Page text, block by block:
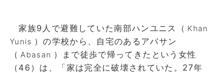
家族9人で避難していた南部ハンユニス（ Khan
Yunis ）の学校から、自宅のあるアバサン
（ Abasan ）まで徒歩で帰ってきたという女性
（46）は、「家は完全に破壊されていた。27年